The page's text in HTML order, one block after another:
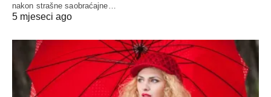
nakon strašne saobraćajne…
5 mjeseci ago